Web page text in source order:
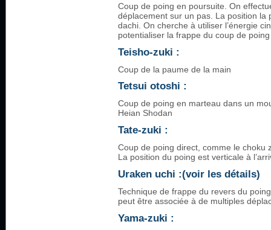
Coup de poing en poursuite. On
déplacement sur un pas. La position la
dachi. On cherche à utiliser l’énergie
potentialiser la frappe du coup de poing
Teisho-zuki :
Coup de la paume de la main
Tetsui otoshi :
Coup de poing en marteau dans un
Heian Shodan
Tate-zuki :
Coup de poing direct, comme le choku
La position du poing est verticale à
Uraken uchi :(voir les détails)
Technique de frappe du revers du
peut être associée à de multiples
Yama-zuki :